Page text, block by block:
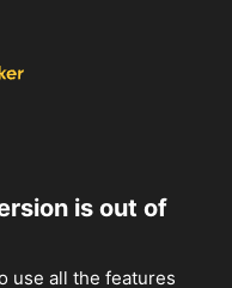
is out of
use all the features